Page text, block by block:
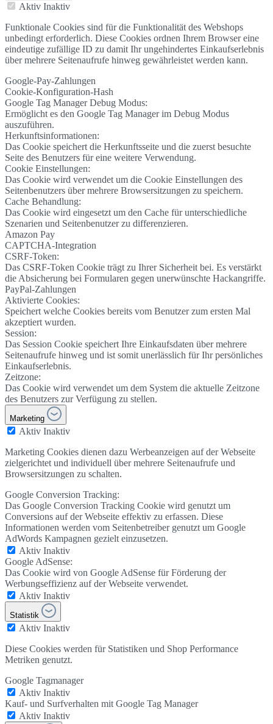
Aktiv Inaktiv
Funktionale Cookies sind für die Funktionalität des Webshops
unbedingt erforderlich. Diese Cookies ordnen Ihrem Browser eine
eindeutige zufällige ID zu damit Ihr ungehindertes Einkaufserlebnis
über mehrere Seitenaufrufe hinweg gewährleistet werden kann.
Google-Pay-Zahlungen
Cookie-Konfiguration-Hash
Google Tag Manager Debug Modus:
Ermöglicht es den Google Tag Manager im Debug Modus
auszuführen.
Herkunftsinformationen:
Das Cookie speichert die Herkunftsseite und die zuerst besuchte
Seite des Benutzers für eine weitere Verwendung.
Cookie Einstellungen:
Das Cookie wird verwendet um die Cookie Einstellungen des
Seitenbenutzers über mehrere Browsersitzungen zu speichern.
Cache Behandlung:
Das Cookie wird eingesetzt um den Cache für unterschiedliche
Szenarien und Seitenbenutzer zu differenzieren.
Amazon Pay
CAPTCHA-Integration
CSRF-Token:
Das CSRF-Token Cookie trägt zu Ihrer Sicherheit bei. Es verstärkt
die Absicherung bei Formularen gegen unerwünschte Hackangriffe.
PayPal-Zahlungen
Aktivierte Cookies:
Speichert welche Cookies bereits vom Benutzer zum ersten Mal
akzeptiert wurden.
Session:
Das Session Cookie speichert Ihre Einkaufsdaten über mehrere
Seitenaufrufe hinweg und ist somit unerlässlich für Ihr persönliches
Einkaufserlebnis.
Zeitzone:
Das Cookie wird verwendet um dem System die aktuelle Zeitzone
des Benutzers zur Verfügung zu stellen.
Marketing
Aktiv Inaktiv
Marketing Cookies dienen dazu Werbeanzeigen auf der Webseite
zielgerichtet und individuell über mehrere Seitenaufrufe und
Browsersitzungen zu schalten.
Google Conversion Tracking:
Das Google Conversion Tracking Cookie wird genutzt um
Conversions auf der Webseite effektiv zu erfassen. Diese
Informationen werden vom Seitenbetreiber genutzt um Google
AdWords Kampagnen gezielt einzusetzen.
Aktiv Inaktiv
Google AdSense:
Das Cookie wird von Google AdSense für Förderung der
Werbungseffizienz auf der Webseite verwendet.
Aktiv Inaktiv
Statistik
Aktiv Inaktiv
Diese Cookies werden für Statistiken und Shop Performance
Metriken genutzt.
Google Tagmanager
Aktiv Inaktiv
Kauf- und Surfverhalten mit Google Tag Manager
Aktiv Inaktiv